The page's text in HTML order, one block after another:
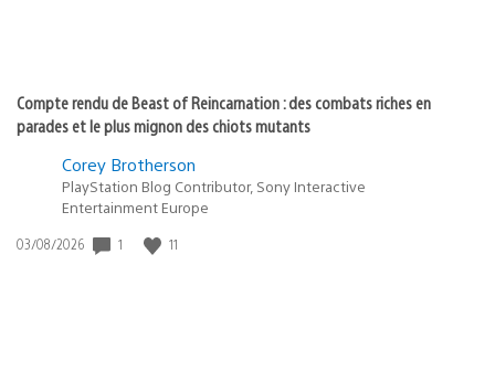
Compte rendu de Beast of Reincarnation : des combats riches en
parades et le plus mignon des chiots mutants
Corey Brotherson
PlayStation Blog Contributor, Sony Interactive
Entertainment Europe
Date
03/08/2026 1 11